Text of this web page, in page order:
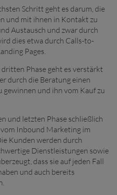
Schritt geht es darum, die
und mit ihnen in Kontakt zu
Austausch und zwar durch
dies etwa durch Calls-to-
Pages.
dritten Phase geht es verstärkt
durch die Beratung einen
gewinnen und ihn vom Kauf zu
und letzten Phase schließlich
Inbound Marketing im
Kunden werden durch
Dienstleistungen sowie
dass sie auf jeden Fall
und auch bereits